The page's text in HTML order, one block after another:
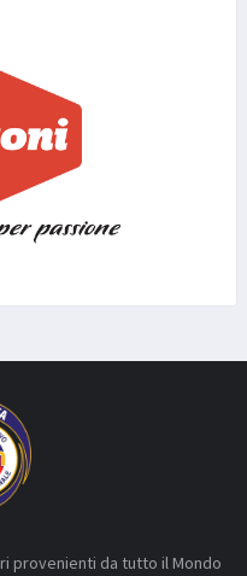
provenienti da tutto il Mondo